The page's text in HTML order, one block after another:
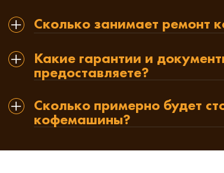
Сколько занимает ремонт
Какие гарантии и
предоставляете?
Сколько примерно будет
кофемашины?